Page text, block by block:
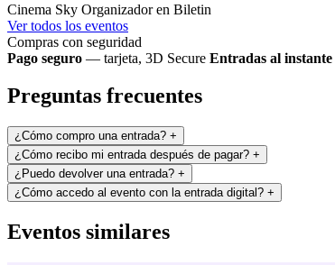
Cinema Sky Organizador en Biletin
Ver todos los eventos
Compras con seguridad
Pago seguro — tarjeta, 3D Secure Entradas al instante
Preguntas frecuentes
¿Cómo compro una entrada? +
¿Cómo recibo mi entrada después de pagar? +
¿Puedo devolver una entrada? +
¿Cómo accedo al evento con la entrada digital? +
Eventos similares